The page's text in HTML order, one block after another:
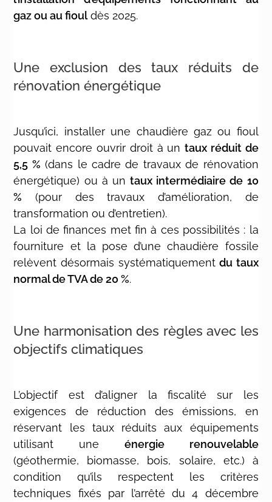
gaz ou au fiouldès 2025.
Une exclusion des taux réduits de
rénovation énergétique
Jusqu’ici, installer une chaudière gaz ou fioul
pouvait encore ouvrir droit à untaux réduit de
5,5 % (dans le cadre de travaux de rénovation
énergétique) ou à untaux intermédiaire de 10
% (pour des travaux d’amélioration, de
transformation ou d’entretien).
La loi de finances met fin à ces possibilités : la
fourniture et la pose d’une chaudière fossile
relèvent désormais systématiquementdu taux
normal de TVA de 20 %.
Une harmonisation des règles avec les
objectifs climatiques
L’objectif est d’aligner la fiscalité sur les
exigences de réduction des émissions, en
réservant les taux réduits aux équipements
utilisant une énergie renouvelable
(géothermie, biomasse, bois, solaire, etc.) à
condition qu’ils respectent les critères
techniques fixés par l’arrêté du 4 décembre